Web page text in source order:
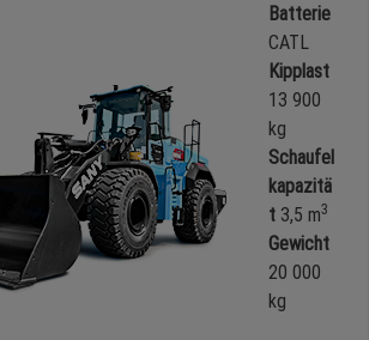
Batterie
CATL
Kipplast
13 900
kg
Schaufel
kapazitä
t 3,5 m3
Gewicht
20 000
kg